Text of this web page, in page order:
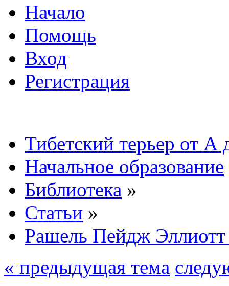
Начало
Помощь
Вход
Регистрация
Тибетский терьер от А
Начальное образование
Библиотека »
Статьи »
Рашель Пейдж
« предыдущая тема